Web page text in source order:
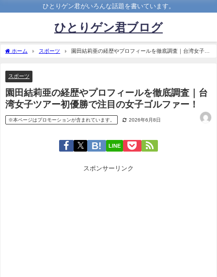
ひとりゲン君がいろんな話題を書いています。
ひとりゲン君ブログ
ホーム スポーツ
園田結莉亜の経歴やプロフィールを徹底調査｜台湾女子ツ
スポーツ
園田結莉亜の経歴やプロフィールを徹底調査｜台
湾女子ツアー初優勝で注目の女子ゴルファー！
※本ページはプロモーションが含まれています。 2026年6月8日
LINE
スポンサーリンク